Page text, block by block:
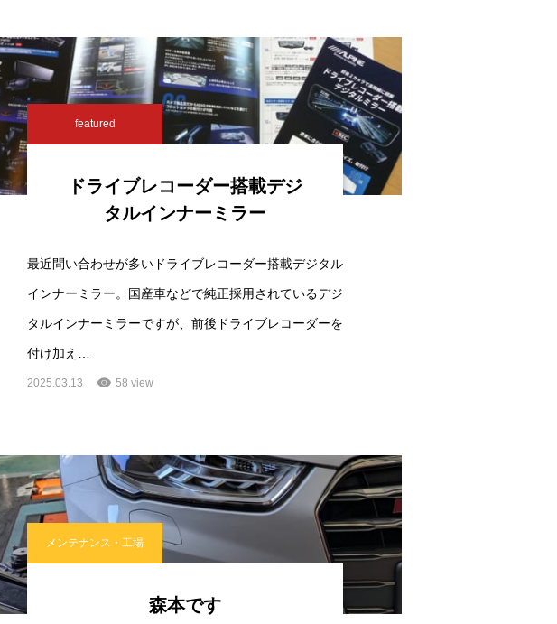
featured
ドライブレコーダー搭載デジ
タルインナーミラー
最近問い合わせが多いドライブレコーダー搭載デジタル
インナーミラー。国産車などで純正採用されているデジ
タルインナーミラーですが、前後ドライブレコーダーを
付け加え…
2025.03.13 58 view
メンテナンス・工場
森本です